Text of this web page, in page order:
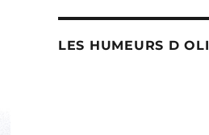
LES HUMEURS D OLI